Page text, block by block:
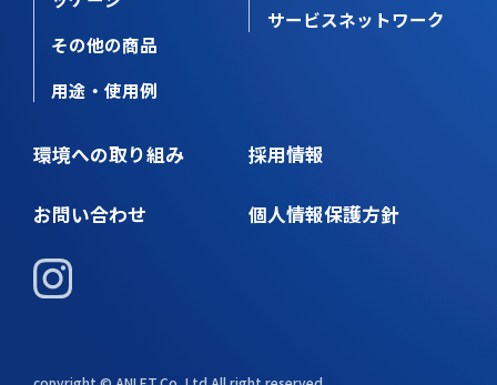
その他の商品
用途・使用例
サービスネットワーク
環境への取り組み 採用情報
お問い合わせ 個人情報保護方針